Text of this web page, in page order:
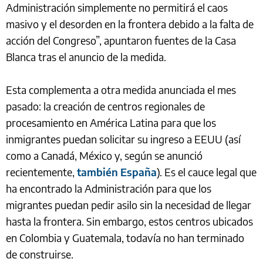
Administración simplemente no permitirá el caos
masivo y el desorden en la frontera debido a la falta de
acción del Congreso”, apuntaron fuentes de la Casa
Blanca tras el anuncio de la medida.
Esta complementa a otra medida anunciada el mes
pasado: la creación de centros regionales de
procesamiento en América Latina para que los
inmigrantes puedan solicitar su ingreso a EEUU (así
como a Canadá, México y, según se anunció
recientemente, también España). Es el cauce legal que
ha encontrado la Administración para que los
migrantes puedan pedir asilo sin la necesidad de llegar
hasta la frontera. Sin embargo, estos centros ubicados
en Colombia y Guatemala, todavía no han terminado
de construirse.